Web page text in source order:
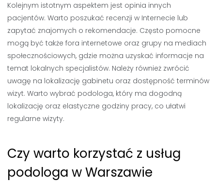
Kolejnym istotnym aspektem jest opinia innych
pacjentów. Warto poszukać recenzji w Internecie lub
zapytać znajomych o rekomendacje. Często pomocne
mogą być także fora internetowe oraz grupy na mediach
społecznościowych, gdzie można uzyskać informacje na
temat lokalnych specjalistów. Należy również zwrócić
uwagę na lokalizację gabinetu oraz dostępność terminów
wizyt. Warto wybrać podologa, który ma dogodną
lokalizację oraz elastyczne godziny pracy, co ułatwi
regularne wizyty.
Czy warto korzystać z usług
podologa w Warszawie